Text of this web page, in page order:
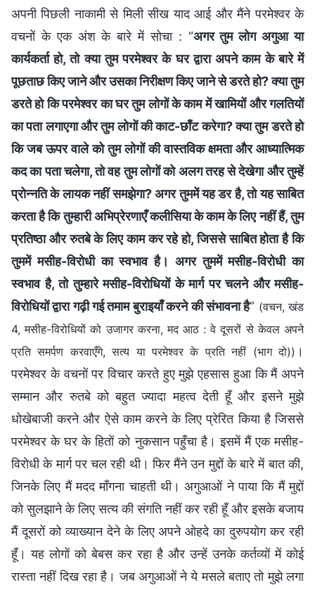
अपनी पिछली नाकामी से मिली सीख याद आई और मैंने परमेश्वर के
वचनों के एक अंश के बारे में सोचा : “अगर तुम लोग अगुआ या
कार्यकर्ता हो, तो क्या तुम परमेश्वर के घर द्वारा अपने काम के बारे में
पूछताछ किए जाने और उसका निरीक्षण किए जाने से डरते हो? क्या तुम
डरते हो कि परमेश्वर का घर तुम लोगों के काम में खामियों और गलतियों
का पता लगाएगा और तुम लोगों की काट-छाँट करेगा? क्या तुम डरते हो
कि जब ऊपर वाले को तुम लोगों की वास्तविक क्षमता और आध्यात्मिक
कद का पता चलेगा, तो वह तुम लोगों को अलग तरह से देखेगा और तुम्हें
प्रोन्नति के लायक नहीं समझेगा? अगर तुममें यह डर है, तो यह साबित
करता है कि तुम्हारी अभिप्रेरणाएँ कलीसिया के काम के लिए नहीं हैं, तुम
प्रतिष्ठा और रुतबे के लिए काम कर रहे हो, जिससे साबित होता है कि
तुममें मसीह-विरोधी का स्वभाव है। अगर तुममें मसीह-विरोधी का
स्वभाव है, तो तुम्हारे मसीह-विरोधियों के मार्ग पर चलने और मसीह-
विरोधियों द्वारा गढ़ी गई तमाम बुराइयाँ करने की संभावना है” (वचन, खंड
4, मसीह-विरोधियों को उजागर करना, मद आठ : वे दूसरों से केवल अपने
प्रति समर्पण करवाएँगे, सत्य या परमेश्वर के प्रति नहीं (भाग दो)) ।
परमेश्वर के वचनों पर विचार करते हुए मुझे एहसास हुआ कि मैं अपने
सम्मान और रुतबे को बहुत ज्यादा महत्व देती हूँ और इसने मुझे
धोखेबाजी करने और ऐसे काम करने के लिए प्रेरित किया है जिससे
परमेश्वर के घर के हितों को नुकसान पहुँचा है। इसमें मैं एक मसीह-
विरोधी के मार्ग पर चल रही थी। फिर मैंने उन मुद्दों के बारे में बात की,
जिनके लिए मैं मदद माँगना चाहती थी। अगुआओं ने पाया कि मैं मुद्दों
को सुलझाने के लिए सत्य की संगति नहीं कर रही हूँ और इसके बजाय
मैं दूसरों को व्याख्यान देने के लिए अपने ओहदे का दुरुपयोग कर रही
हूँ। यह लोगों को बेबस कर रहा है और उन्हें उनके कर्तव्यों में कोई
रास्ता नहीं दिख रहा है। जब अगुआओं ने ये मसले बताए तो मुझे लगा